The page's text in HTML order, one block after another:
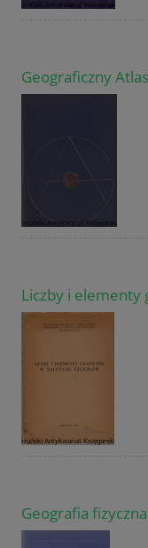
Geograficzny
Liczby i elementy
Geografia